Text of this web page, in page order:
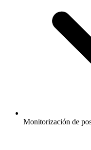
Monitorización de